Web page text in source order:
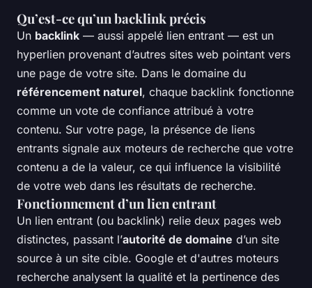
Qu’est-ce qu’un backlink précis
Un backlink — aussi appelé lien entrant — est un
hyperlien provenant d’autres sites web pointant vers
une page de votre site. Dans le domaine du
référencement naturel, chaque backlink fonctionne
comme un vote de confiance attribué à votre
contenu. Sur votre page, la présence de liens
entrants signale aux moteurs de recherche que votre
contenu a de la valeur, ce qui influence la visibilité
de votre web dans les résultats de recherche.
Fonctionnement d’un lien entrant
Un lien entrant (ou backlink) relie deux pages web
distinctes, passant l’autorité de domaine d’un site
source à un site cible. Google et d'autres moteurs
recherche analysent la qualité et la pertinence des